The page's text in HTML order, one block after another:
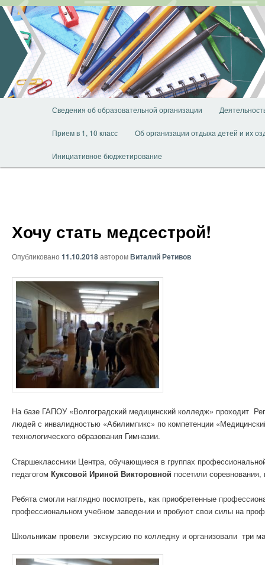
Перейти
основному
содержимому
Сведения об образовательной организации
Прием в 1, 10 класс Об организации отдыха детей и их
Инициативное бюджетирование
Хочу стать медсестрой!
Опубликовано 11.10.2018авторомВиталий Ретивов
На базе ГАПОУ «Волгоградский медицинский колледж» проходит
людей с инвалидностью «Абилимпикс» по компетенции
технологического образования Гимназии.
Старшеклассники Центра, обучающиеся в группах
педагогом Куксовой Ириной Викторовной посетили
Ребята смогли наглядно посмотреть, как приобретенные
профессиональном учебном заведении и пробуют свои силы на
Школьникам провели экскурсию по колледжу и организовали три